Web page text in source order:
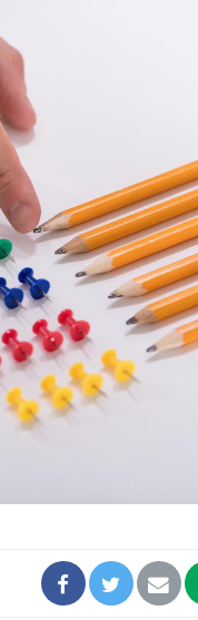
La sieste
de dormir
VIH : la fin
tous les
elle enfin ?
Pourquoi
gâche-t-il